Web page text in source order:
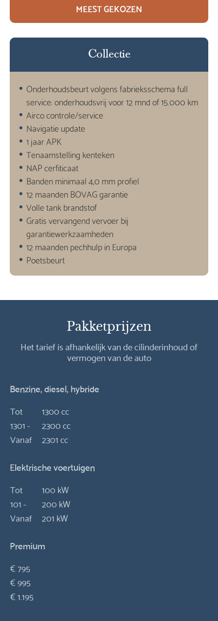
MEEST GEKOZEN
Collectie
Onderhoudsbeurt volgens fabrieksschema full
service: onderhoudsvrij voor 12 mnd of 15.000 km
Airco controle/service
Navigatie update
1 jaar APK
Tenaamstelling kenteken
NAP cerfiticaat
Banden minimaal 4,0 mm profiel
12 maanden BOVAG garantie
Volle tank brandstof
Gratis vervangend vervoer bij
garantiewerkzaamheden
12 maanden pechhulp in Europa
Poetsbeurt
Pakketprijzen
Het tarief is afhankelijk van de cilinderinhoud of
vermogen van de auto
Benzine, diesel, hybride
Tot
1300 cc
1301 -
2300 cc
Vanaf
2301 cc
Elektrische voertuigen
Tot
100 kW
101 -
200 kW
Vanaf
201 kW
Premium
€ 795
€ 995
€ 1.195